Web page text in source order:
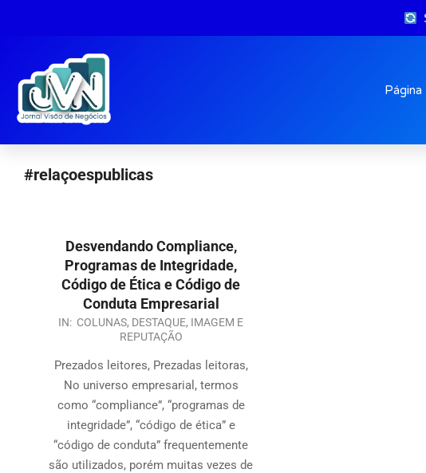
Página
#relaçoespublicas
Desvendando Compliance,
Programas de Integridade,
Código de Ética e Código de
Conduta Empresarial
IN: COLUNAS, DESTAQUE, IMAGEM E
REPUTAÇÃO
Prezados leitores, Prezadas leitoras,
No universo empresarial, termos
como “compliance”, “programas de
integridade”, “código de ética” e
“código de conduta” frequentemente
são utilizados, porém muitas vezes de